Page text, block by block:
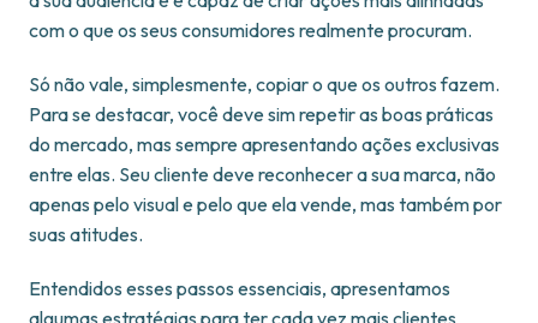
com o que os seus consumidores realmente procuram.
Só não vale, simplesmente, copiar o que os outros fazem.
Para se destacar, você deve sim repetir as boas práticas
do mercado, mas sempre apresentando ações exclusivas
entre elas. Seu cliente deve reconhecer a sua marca, não
apenas pelo visual e pelo que ela vende, mas também por
suas atitudes.
Entendidos esses passos essenciais, apresentamos